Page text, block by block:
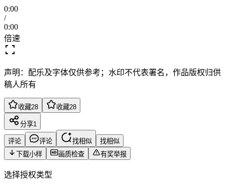
0:00
/
0:00
倍速
声明：配乐及字体仅供参考；水印不代表署名，作品版权归供
稿人所有
收藏28 收藏28
分享1
评论 评论 找相似
找相似
下载小样
画质检查 有奖举报
选择授权类型